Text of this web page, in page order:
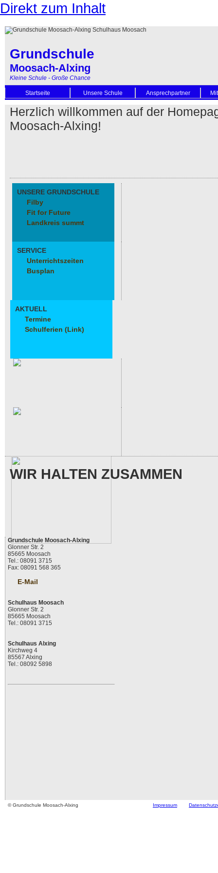
Direkt zum Inhalt
Grundschule
Moosach-Alxing
Kleine Schule - Große Chance
Startseite Unsere Schule Ansprechpartner
Herzlich willkommen auf der
Moosach-Alxing!
UNSERE GRUNDSCHULE
Filby
Fit for Future
Landkreis summt
SERVICE
Unterrichtszeiten
Busplan
AKTUELL
Termine
Schulferien (Link)
WIR HALTEN ZUSAMMEN
Grundschule Moosach-Alxing
Glonner Str. 2
85665 Moosach
Tel.: 08091 3715
Fax: 08091 568 365
E-Mail
Schulhaus Moosach
Glonner Str. 2
85665 Moosach
Tel.: 08091 3715
Schulhaus Alxing
Kirchweg 4
85567 Alxing
Tel.: 08092 5898
© Grundschule Moosach-Alxing Impressum